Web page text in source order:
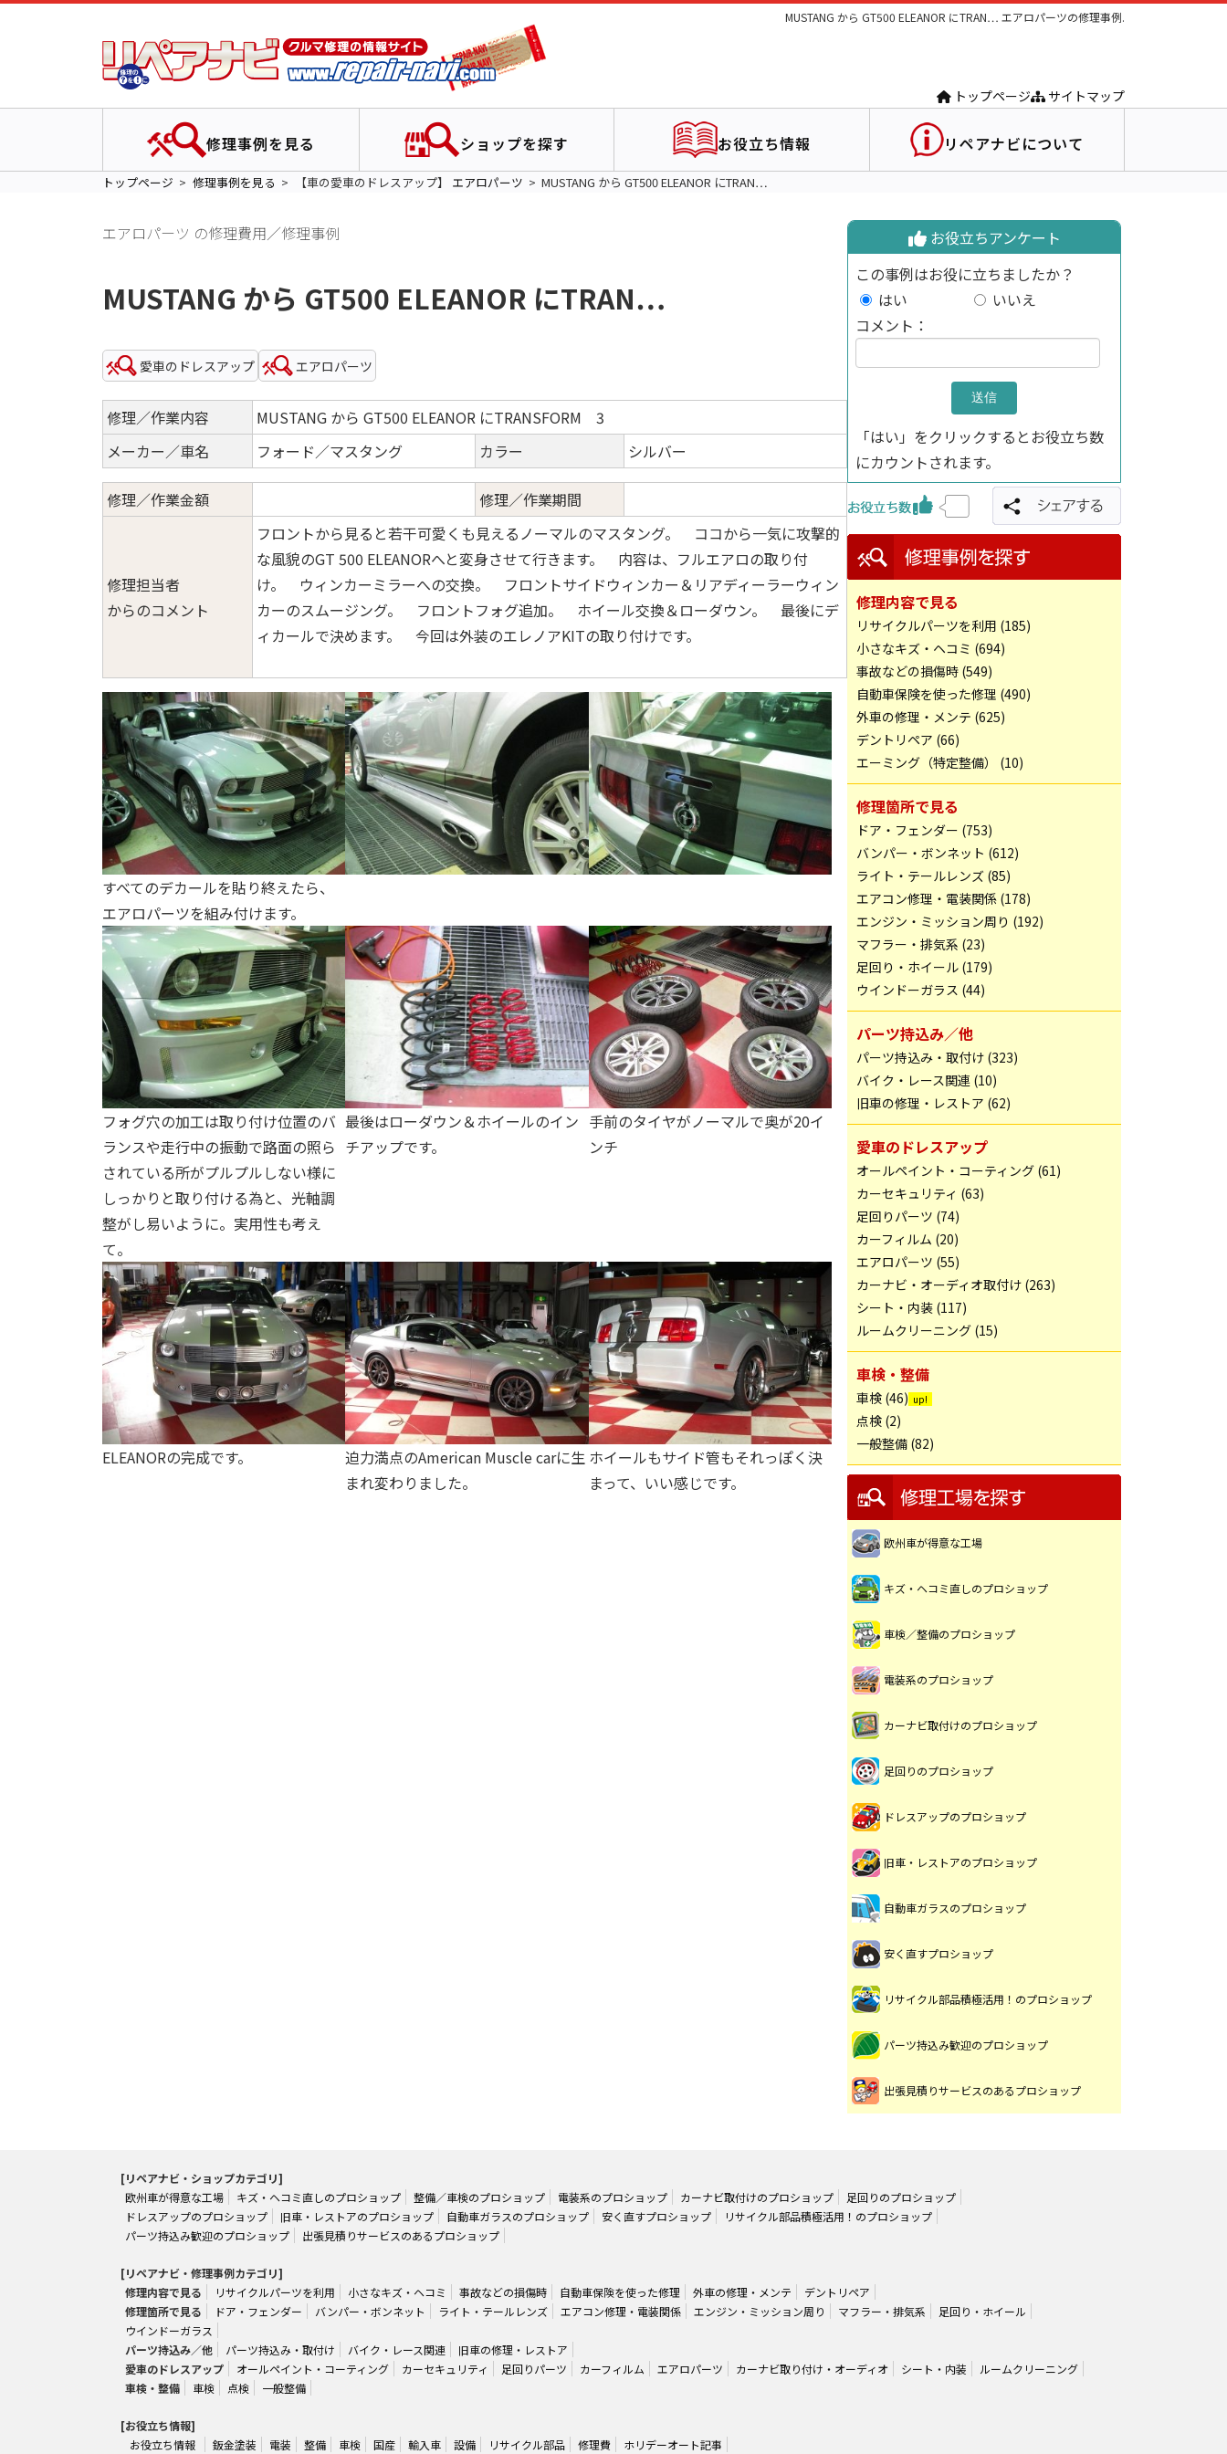
MUSTANG から GT500 ELEANOR にTRAN… エアロパーツの修理事例.
トップページ サイトマップ
修理事例を見る ショップを探す お役立ち情報 リペアナビについて
トップページ 修理事例を見る 【車の愛車のドレスアップ】 エアロパーツ MUSTANG から GT500 ELEANOR にTRAN…
エアロパーツ の修理費用／修理事例
MUSTANG から GT500 ELEANOR にTRAN…
愛車のドレスアップ エアロパーツ
修理／作業内容
MUSTANG から GT500 ELEANOR にTRANSFORM 3
メーカー／車名
フォード／マスタング カラー シルバー
修理／作業金額 修理／作業期間
修理担当者
からのコメント
フロントから見ると若干可愛くも見えるノーマルのマスタング。 ココから一気に攻撃的
な風貌のGT 500 ELEANORへと変身させて行きます。 内容は、フルエアロの取り付
け。 ウィンカーミラーへの交換。 フロントサイドウィンカー＆リアディーラーウィン
カーのスムージング。 フロントフォグ追加。 ホイール交換＆ローダウン。 最後にデ
ィカールで決めます。 今回は外装のエレノアKITの取り付けです。
すべてのデカールを貼り終えたら、
エアロパーツを組み付けます。
フォグ穴の加工は取り付け位置のバ
ランスや走行中の振動で路面の照ら
されている所がプルプルしない様に
しっかりと取り付ける為と、光軸調
整がし易いように。実用性も考え
て。
最後はローダウン＆ホイールのイン
チアップです。
手前のタイヤがノーマルで奥が20イ
ンチ
ELEANORの完成です。
迫力満点のAmerican Muscle carに生
まれ変わりました。
ホイールもサイド管もそれっぽく決
まって、いい感じです。
お役立ちアンケート
この事例はお役に立ちましたか？
はい
いいえ
コメント：
「はい」をクリックするとお役立ち数
にカウントされます。
修理内容で見る
リサイクルパーツを利用 (185)
小さなキズ・ヘコミ (694)
事故などの損傷時 (549)
自動車保険を使った修理 (490)
外車の修理・メンテ (625)
デントリペア (66)
エーミング（特定整備） (10)
修理箇所で見る
ドア・フェンダー (753)
バンパー・ボンネット (612)
ライト・テールレンズ (85)
エアコン修理・電装関係 (178)
エンジン・ミッション周り (192)
マフラー・排気系 (23)
足回り・ホイール (179)
ウインドーガラス (44)
パーツ持込み／他
パーツ持込み・取付け (323)
バイク・レース関連 (10)
旧車の修理・レストア (62)
愛車のドレスアップ
オールペイント・コーティング (61)
カーセキュリティ (63)
足回りパーツ (74)
カーフィルム (20)
エアロパーツ (55)
カーナビ・オーディオ取付け (263)
シート・内装 (117)
ルームクリーニング (15)
車検・整備
車検 (46)
点検 (2)
一般整備 (82)
欧州車が得意な工場
キズ・ヘコミ直しのプロショップ
車検／整備のプロショップ
電装系のプロショップ
カーナビ取付けのプロショップ
足回りのプロショップ
ドレスアップのプロショップ
旧車・レストアのプロショップ
自動車ガラスのプロショップ
安く直すプロショップ
リサイクル部品積極活用！のプロショップ
パーツ持込み歓迎のプロショップ
出張見積りサービスのあるプロショップ
[リペアナビ・ショップカテゴリ]
欧州車が得意な工場
キズ・ヘコミ直しのプロショップ 整備／車検のプロショップ 電装系のプロショップ カーナビ取付けのプロショップ
足回りのプロショップ
ドレスアップのプロショップ
旧車・レストアのプロショップ 自動車ガラスのプロショップ 安く直すプロショップ
リサイクル部品積極活用！のプロショップ
パーツ持込み歓迎のプロショップ
出張見積りサービスのあるプロショップ
[リペアナビ・修理事例カテゴリ]
修理内容で見る
リサイクルパーツを利用 小さなキズ・ヘコミ 事故などの損傷時 自動車保険を使った修理 外車の修理・メンテ
デントリペア
修理箇所で見る
ドア・フェンダー バンパー・ボンネット ライト・テールレンズ エアコン修理・電装関係 エンジン・ミッション周り マフラー・排気系
足回り・ホイール
ウインドーガラス
パーツ持込み／他
パーツ持込み・取付け バイク・レース関連
旧車の修理・レストア
愛車のドレスアップ
オールペイント・コーティング カーセキュリティ 足回りパーツ カーフィルム エアロパーツ カーナビ取り付け・オーディオ シート・内装
ルームクリーニング
車検・整備
車検 点検 一般整備
[お役立ち情報]
お役立ち情報
鈑金塗装 電装 整備 車検 国産 輸入車 設備 リサイクル部品 修理費 ホリデーオート記事